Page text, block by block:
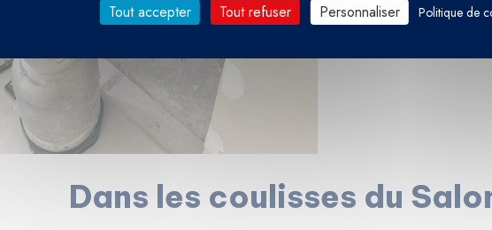
Dans les coulisses du
Tout accepter Tout refuser Personnaliser Politique de